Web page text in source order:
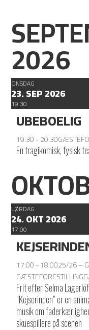
2026
ONSDAG
23. SEP 2026
19:30
UBEBOELIG
19:30 - 20:30
En tragikomisk, fysisk
LØRDAG
24. OKT 2026
17:00
17:00 - 18:0025/26 –
GÆSTEFORESTILLING
Frit efter Selma
”Kejserinden” er en
musik om
skuespillere på scenen